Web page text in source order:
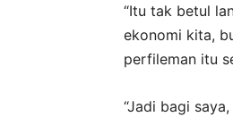
“Itu tak betul
ekonomi kita,
perfileman itu
“Jadi bagi